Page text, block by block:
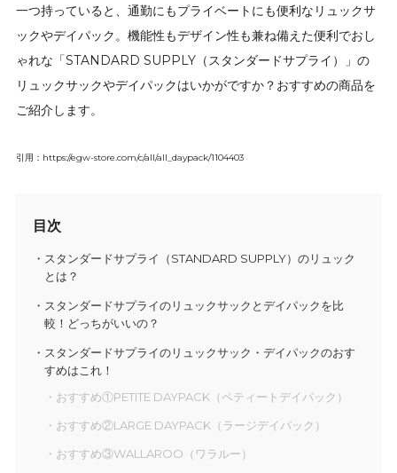
一つ持っていると、通勤にもプライベートにも便利なリュックサ
ックやデイパック。機能性もデザイン性も兼ね備えた便利でおし
ゃれな「STANDARD SUPPLY（スタンダードサプライ）」の
リュックサックやデイパックはいかがですか？おすすめの商品を
ご紹介します。
引用：https://egw-store.com/c/all/all_daypack/1104403
目次
スタンダードサプライ（STANDARD SUPPLY）のリュック
とは？
スタンダードサプライのリュックサックとデイパックを比
較！どっちがいいの？
スタンダードサプライのリュックサック・デイパックのおす
すめはこれ！
おすすめ①PETITE DAYPACK（ペティートデイパック）
おすすめ②LARGE DAYPACK（ラージデイパック）
おすすめ③WALLAROO（ワラルー）